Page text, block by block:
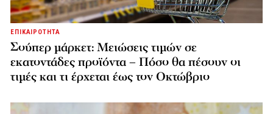
ΕΠΙΚΑΙΡΟΤΗΤΑ
Σούπερ μάρκετ: Μειώσεις τιμών σε
εκατοντάδες προϊόντα – Πόσο θα πέσουν οι
τιμές και τι έρχεται έως τον Οκτώβριο